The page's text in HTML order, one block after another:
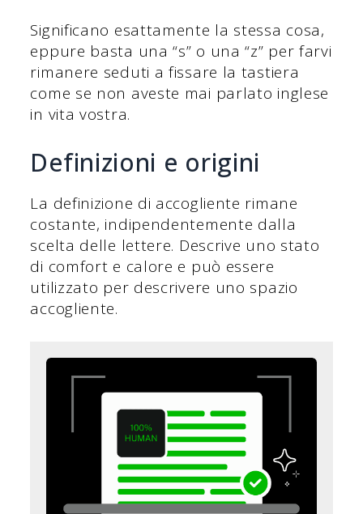
Significano esattamente la stessa cosa,
eppure basta una “s” o una “z” per farvi
rimanere seduti a fissare la tastiera
come se non aveste mai parlato inglese
in vita vostra.
Definizioni e origini
La definizione di accogliente rimane
costante, indipendentemente dalla
scelta delle lettere. Descrive uno stato
di comfort e calore e può essere
utilizzato per descrivere uno spazio
accogliente.